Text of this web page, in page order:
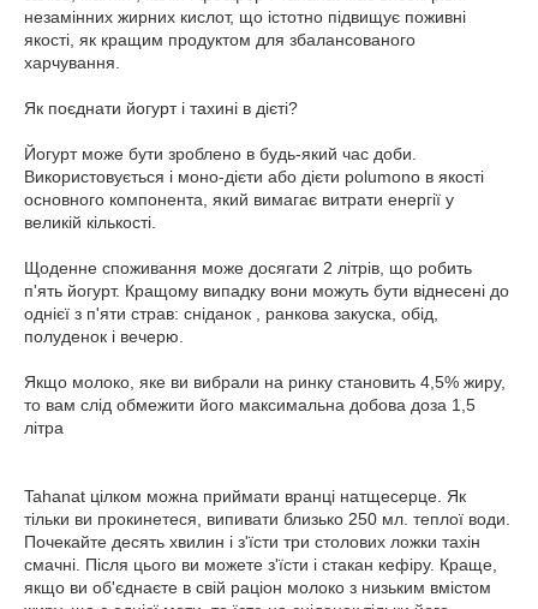
незамінних жирних кислот, що істотно підвищує поживні
якості, як кращим продуктом для збалансованого
харчування.
Як поєднати йогурт і тахині в дієті?
Йогурт може бути зроблено в будь-який час доби.
Використовується і моно-дієти або дієти polumono в якості
основного компонента, який вимагає витрати енергії у
великій кількості.
Щоденне споживання може досягати 2 літрів, що робить
п'ять йогурт. Кращому випадку вони можуть бути віднесені до
однієї з п'яти страв: сніданок , ранкова закуска, обід,
полуденок і вечерю.
Якщо молоко, яке ви вибрали на ринку становить 4,5% жиру,
то вам слід обмежити його максимальна добова доза 1,5
літра
Tahanat цілком можна приймати вранці натщесерце. Як
тільки ви прокинетеся, випивати близько 250 мл. теплої води.
Почекайте десять хвилин і з'їсти три столових ложки тахін
смачні. Після цього ви можете з'їсти і стакан кефіру. Краще,
якщо ви об'єднаєте в свій раціон молоко з низьким вмістом